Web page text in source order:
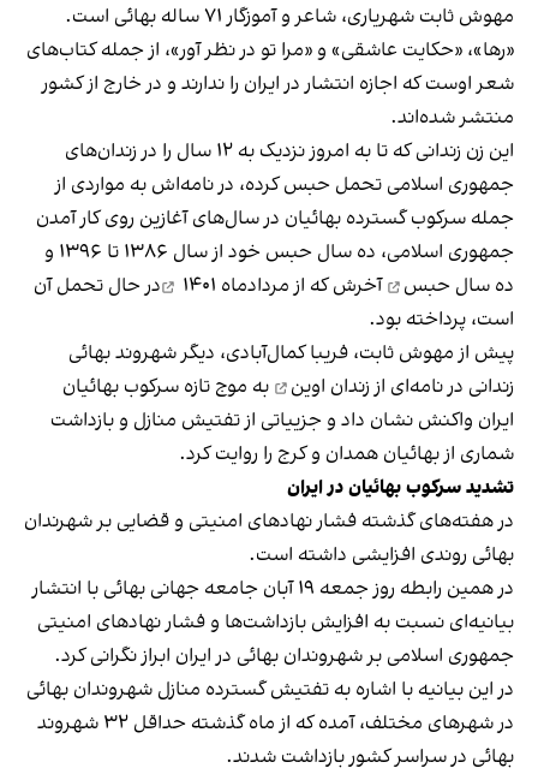
مهوش ثابت شهریاری، شاعر و آموزگار ۷۱ ساله بهائی است.
«رها»، «حکایت عاشقی» و «مرا تو در نظر آور»، از جمله کتاب‌های
شعر اوست که اجازه انتشار در ایران را ندارند و در خارج از کشور
منتشر شده‌اند.
این زن زندانی که تا به امروز نزدیک به ۱۲ سال را در زندان‌های
جمهوری اسلامی تحمل حبس کرده، در نامه‌اش به مواردی از
جمله سرکوب گسترده بهائیان در سال‌های آغازین روی کار آمدن
جمهوری اسلامی، ده سال حبس خود از سال ۱۳۸۶ تا ۱۳۹۶ و
ده سال حبس
آخرش که از مردادماه ۱۴۰۱‏
در حال تحمل آن
است، پرداخته بود.
پیش از مهوش ثابت، فریبا کمال‌آبادی، دیگر شهروند بهائی
زندانی در نامه‌ای از زندان اوین
به موج تازه سرکوب بهائیان
ایران واکنش نشان داد و جزییاتی از تفتیش منازل و بازداشت
شماری از بهائیان همدان و کرج را روایت کرد.
تشدید سرکوب بهائیان در ایران
در هفته‌های گذشته فشار نهادهای امنیتی و قضایی بر شهرندان
بهائی روندی افزایشی داشته است.
در همین رابطه روز جمعه ۱۹ آبان جامعه جهانی بهائی با انتشار
بیانیه‌ای نسبت به افزایش بازداشت‌ها و فشار نهادهای امنیتی
جمهوری اسلامی بر شهروندان بهائی در ایران ابراز نگرانی کرد.
در این بیانیه با اشاره به تفتیش گسترده منازل شهروندان بهائی
در شهرهای مختلف، آمده که از ماه گذشته حداقل ۳۲ شهروند
بهائی در سراسر کشور بازداشت شدند.